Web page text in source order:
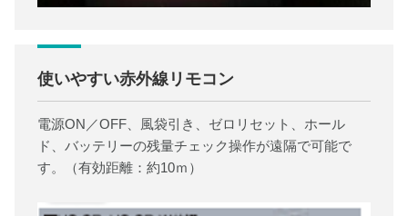
使いやすい赤外線リモコン
電源ON／OFF、風袋引き、ゼロリセット、ホール
ド、バッテリーの残量チェック操作が遠隔で可能で
す。（有効距離：約10ｍ）